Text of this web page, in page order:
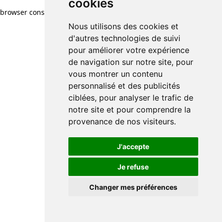
cookies
Nous utilisons des cookies et
d'autres technologies de suivi
pour améliorer votre expérience
de navigation sur notre site, pour
vous montrer un contenu
personnalisé et des publicités
ciblées, pour analyser le trafic de
notre site et pour comprendre la
provenance de nos visiteurs.
J'accepte
Je refuse
Changer mes préférences
browser console for more information)